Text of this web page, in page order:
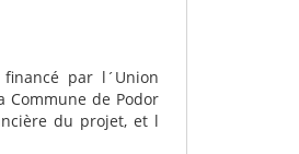
financé par l´Union
Commune de Podor
du projet, et l